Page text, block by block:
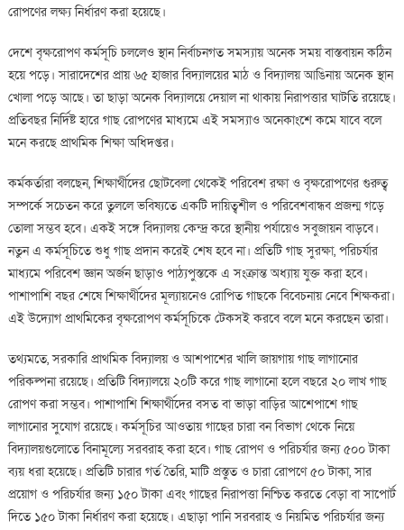
রোপণের লক্ষ্য নির্ধারণ করা হয়েছে।
দেশে বৃক্ষরোপণ কর্মসূচি চললেও স্থান নির্বাচনগত সমস্যায় অনেক সময় বাস্তবায়ন কঠিন
হয়ে পড়ে। সারাদেশের প্রায় ৬৫ হাজার বিদ্যালয়ের মাঠ ও বিদ্যালয় আঙিনায় অনেক স্থান
খোলা পড়ে আছে। তা ছাড়া অনেক বিদ্যালয়ে দেয়াল না থাকায় নিরাপত্তার ঘাটতি রয়েছে।
প্রতিবছর নির্দিষ্ট হারে গাছ রোপণের মাধ্যমে এই সমস্যাও অনেকাংশে কমে যাবে বলে
মনে করছে প্রাথমিক শিক্ষা অধিদপ্তর।
কর্মকর্তারা বলছেন, শিক্ষার্থীদের ছোটবেলা থেকেই পরিবেশ রক্ষা ও বৃক্ষরোপণের গুরুত্ব
সম্পর্কে সচেতন করে তুললে ভবিষ্যতে একটি দায়িত্বশীল ও পরিবেশবান্ধব প্রজন্ম গড়ে
তোলা সম্ভব হবে। একই সঙ্গে বিদ্যালয় কেন্দ্র করে স্থানীয় পর্যায়েও সবুজায়ন বাড়বে।
নতুন এ কর্মসূচিতে শুধু গাছ প্রদান করেই শেষ হবে না। প্রতিটি গাছ সুরক্ষা, পরিচর্যার
মাধ্যমে পরিবেশ জ্ঞান অর্জন ছাড়াও পাঠ্যপুস্তকে এ সংক্রান্ত অধ্যায় যুক্ত করা হবে।
পাশাপাশি বছর শেষে শিক্ষার্থীদের মূল্যায়নেও রোপিত গাছকে বিবেচনায় নেবে শিক্ষকরা।
এই উদ্যোগ প্রাথমিকের বৃক্ষরোপণ কর্মসূচিকে টেকসই করবে বলে মনে করছেন তারা।
তথ্যমতে, সরকারি প্রাথমিক বিদ্যালয় ও আশপাশের খালি জায়গায় গাছ লাগানোর
পরিকল্পনা রয়েছে। প্রতিটি বিদ্যালয়ে ২০টি করে গাছ লাগানো হলে বছরে ২০ লাখ গাছ
রোপণ করা সম্ভব। পাশাপাশি শিক্ষার্থীদের বসত বা ভাড়া বাড়ির আশেপাশে গাছ
লাগানোর সুযোগ রয়েছে। কর্মসূচির আওতায় গাছের চারা বন বিভাগ থেকে নিয়ে
বিদ্যালয়গুলোতে বিনামূল্যে সরবরাহ করা হবে। গাছ রোপণ ও পরিচর্যার জন্য ৫০০ টাকা
ব্যয় ধরা হয়েছে। প্রতিটি চারার গর্ত তৈরি, মাটি প্রস্তুত ও চারা রোপণে ৫০ টাকা, সার
প্রয়োগ ও পরিচর্যার জন্য ১৫০ টাকা এবং গাছের নিরাপত্তা নিশ্চিত করতে বেড়া বা সাপোর্ট
দিতে ১৫০ টাকা নির্ধারণ করা হয়েছে। এছাড়া পানি সরবরাহ ও নিয়মিত পরিচর্যার জন্য